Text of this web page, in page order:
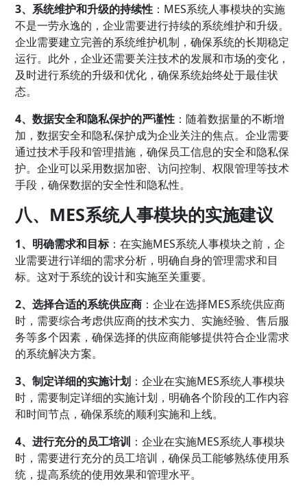
3、系统维护和升级的持续性 ：MES系统人事模块的实施
不是一劳永逸的，企业需要进行持续的系统维护和升级。
企业需要建立完善的系统维护机制，确保系统的长期稳定
运行。此外，企业还需要关注技术的发展和市场的变化，
及时进行系统的升级和优化，确保系统始终处于最佳状
态。
4、数据安全和隐私保护的严谨性 ：随着数据量的不断增
加，数据安全和隐私保护成为企业关注的焦点。企业需要
通过技术手段和管理措施，确保员工信息的安全和隐私保
护。企业可以采用数据加密、访问控制、权限管理等技术
手段，确保数据的安全性和隐私性。
八、MES系统人事模块的实施建议
1、明确需求和目标：在实施MES系统人事模块之前，企
业需要进行详细的需求分析，明确自身的管理需求和目
标。这对于系统的设计和实施至关重要。
2、选择合适的系统供应商 ：企业在选择MES系统供应商
时，需要综合考虑供应商的技术实力、实施经验、售后服
务等多个因素，确保选择的供应商能够提供符合企业需求
的系统解决方案。
3、制定详细的实施计划 ：企业在实施MES系统人事模块
时，需要制定详细的实施计划，明确各个阶段的工作内容
和时间节点，确保系统的顺利实施和上线。
4、进行充分的员工培训 ：企业在实施MES系统人事模块
时，需要进行充分的员工培训，确保员工能够熟练使用系
统，提高系统的使用效果和管理水平。